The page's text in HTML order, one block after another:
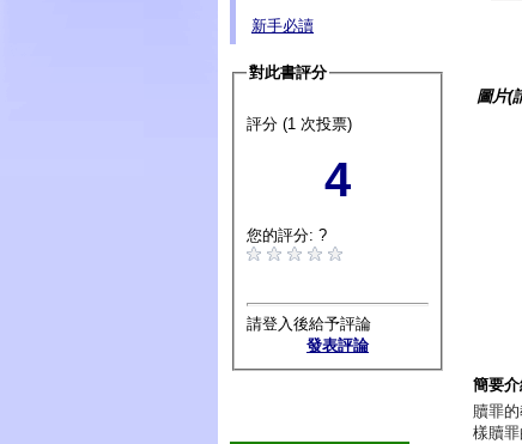
新手必讀
對此書評分
評分 (1 次投票)
4
您的評分: ?
請登入後給予評論
發表評論
圖片(
簡要介
贖罪
樣贖